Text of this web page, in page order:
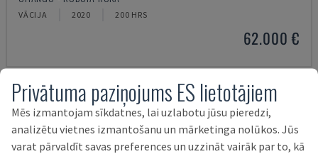
VĀCIJA 2020 200 HRS
62.000 €
Privātuma paziņojums ES lietotājiem
Mēs izmantojam sīkdatnes, lai uzlabotu jūsu pieredzi,
analizētu vietnes izmantošanu un mārketinga nolūkos. Jūs
varat pārvaldīt savas preferences un uzzināt vairāk par to, kā